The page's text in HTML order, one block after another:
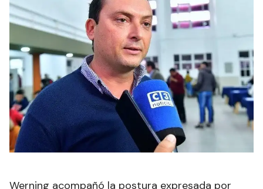
Werning acompañó la postura expresada por